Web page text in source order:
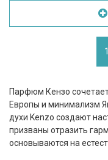
1
Парфюм Кензо
Европы и минимализм
духи Kenzo создают
призваны отразить
основываются на